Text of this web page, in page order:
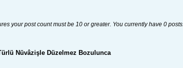
your post count must be 10 or greater. You currently have 0 posts.
Nüvâzişle Düzelmez Bozulunca